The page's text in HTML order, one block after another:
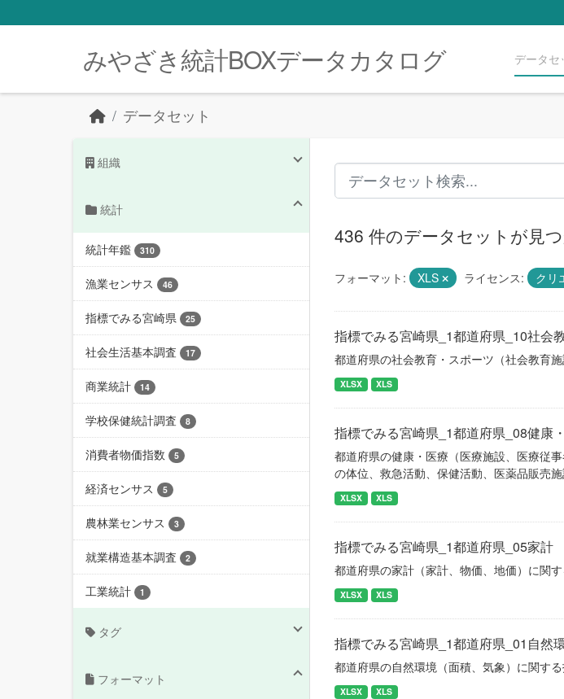
みやざき統計BOXデータカタログ データセ
データセット
組織
統計
統計年鑑 310
漁業センサス 46
指標でみる宮崎県 25
社会生活基本調査 17
商業統計 14
学校保健統計調査 8
消費者物価指数 5
経済センサス 5
農林業センサス 3
就業構造基本調査 2
工業統計 1
タグ
フォーマット
436 件のデータセットが見
フォーマット: XLS ライセンス: クリ
指標でみる宮崎県_1都道府県_10社会
都道府県の社会教育・スポーツ（社会教育
XLSX XLS
指標でみる宮崎県_1都道府県_08健康
都道府県の健康・医療（医療施設、医療従
の体位、救急活動、保健活動、医薬品販売
XLSX XLS
指標でみる宮崎県_1都道府県_05家計
都道府県の家計（家計、物価、地価）に関
XLSX XLS
指標でみる宮崎県_1都道府県_01自然
都道府県の自然環境（面積、気象）に関す
XLSX XLS